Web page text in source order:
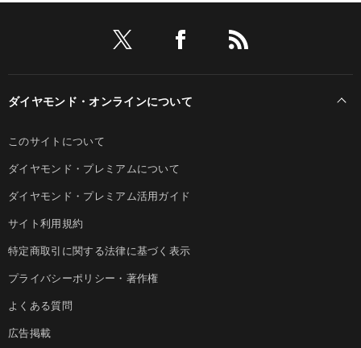
ダイヤモンド・オンラインについて
このサイトについて
ダイヤモンド・プレミアムについて
ダイヤモンド・プレミアム活用ガイド
サイト利用規約
特定商取引に関する法律に基づく表示
プライバシーポリシー・著作権
よくある質問
広告掲載